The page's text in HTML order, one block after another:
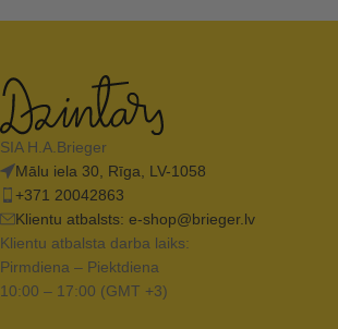
SIA H.A.Brieger
Mālu iela 30, Rīga, LV-1058
+371 20042863
Klientu atbalsts: e-shop@brieger.lv
Klientu atbalsta darba laiks:
Pirmdiena – Piektdiena
10:00 – 17:00 (GMT +3)